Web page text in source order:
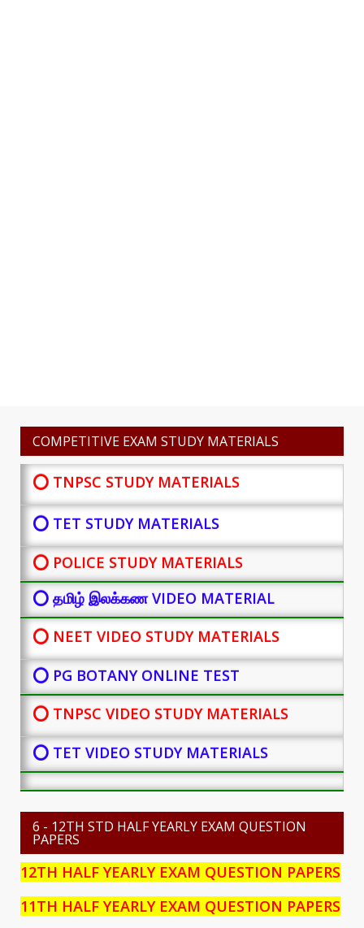
COMPETITIVE EXAM STUDY MATERIALS
⭕ TNPSC STUDY MATERIALS
⭕ TET STUDY MATERIALS
⭕ POLICE STUDY MATERIALS
⭕ தமிழ் இலக்கண VIDEO MATERIAL
⭕ NEET VIDEO STUDY MATERIALS
⭕ PG BOTANYONLINE TEST
⭕ TNPSC VIDEO STUDY MATERIALS
⭕ TET VIDEO STUDY MATERIALS
6 - 12TH STD HALF YEARLY EXAM QUESTION
PAPERS
12TH HALF YEARLY EXAM QUESTION PAPERS
11TH HALF YEARLY EXAM QUESTION PAPERS